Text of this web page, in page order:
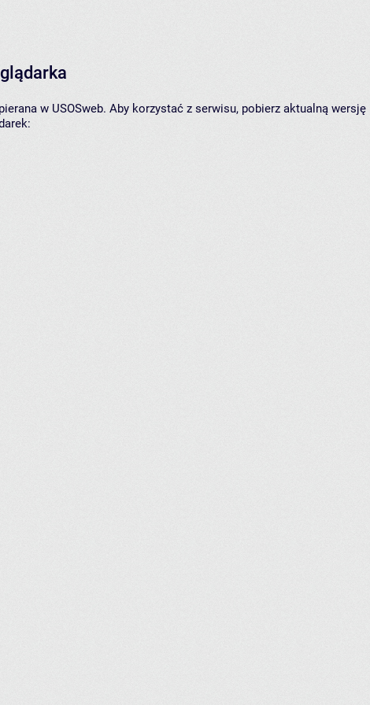
w USOSweb. Aby korzystać z serwisu, pobierz aktualną wersję